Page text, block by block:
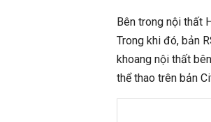
Bên trong nội thất
Trong khi đó, bản
khoang nội thất
thể thao trên bản